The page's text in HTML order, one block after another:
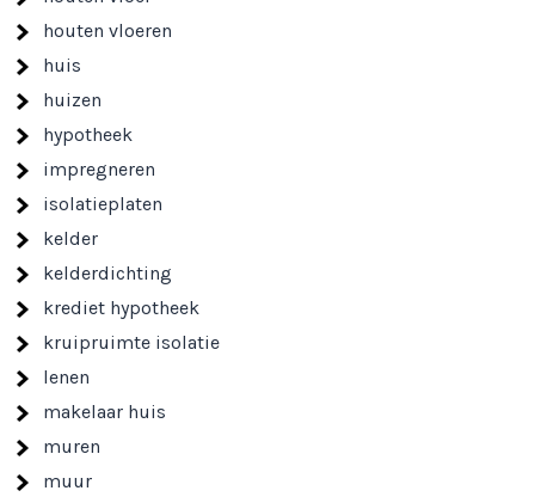
houten vloeren
huis
huizen
hypotheek
impregneren
isolatieplaten
kelder
kelderdichting
krediet hypotheek
kruipruimte isolatie
lenen
makelaar huis
muren
muur